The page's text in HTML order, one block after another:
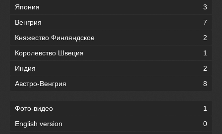
Япония
3
Венгрия
7
Княжество Финляндское
2
Королевство Швеция
1
Индия
2
Австро-Венгрия
8
Фото-видео
1
English version
0